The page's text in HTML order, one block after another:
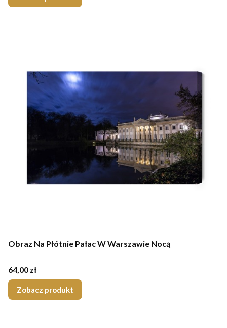
Obraz Na Płótnie Pałac W Warszawie Nocą
Cena
64,00 zł
Zobacz produkt